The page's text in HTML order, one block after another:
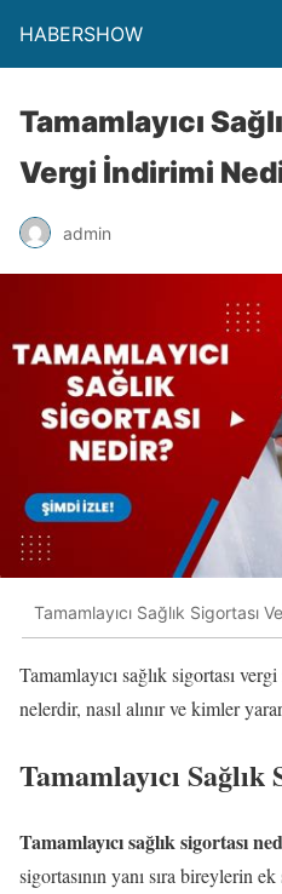
HABERSHOW
Tamamlayıcı
Vergi İndirimi
admin
Tamamlayıcı Sağlık Sigortası
Tamamlayıcı sağlık sigortası
nelerdir, nasıl alınır ve kimler
Tamamlayıcı
Tamamlayıcı sağlık sigortası
sigortasının yanı sıra bireylerin